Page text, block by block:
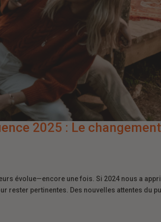
2025 : Le changement
évolue—encore une fois. Si 2024 nous a
rester pertinentes. Des nouvelles attentes du